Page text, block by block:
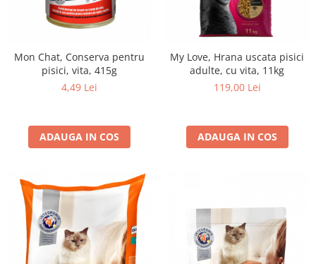
Mon Chat, Conserva pentru
pisici, vita, 415g
4,49 Lei
ADAUGA IN COS
My Love, Hrana uscata pisici
adulte, cu vita, 11kg
119,00 Lei
ADAUGA IN COS